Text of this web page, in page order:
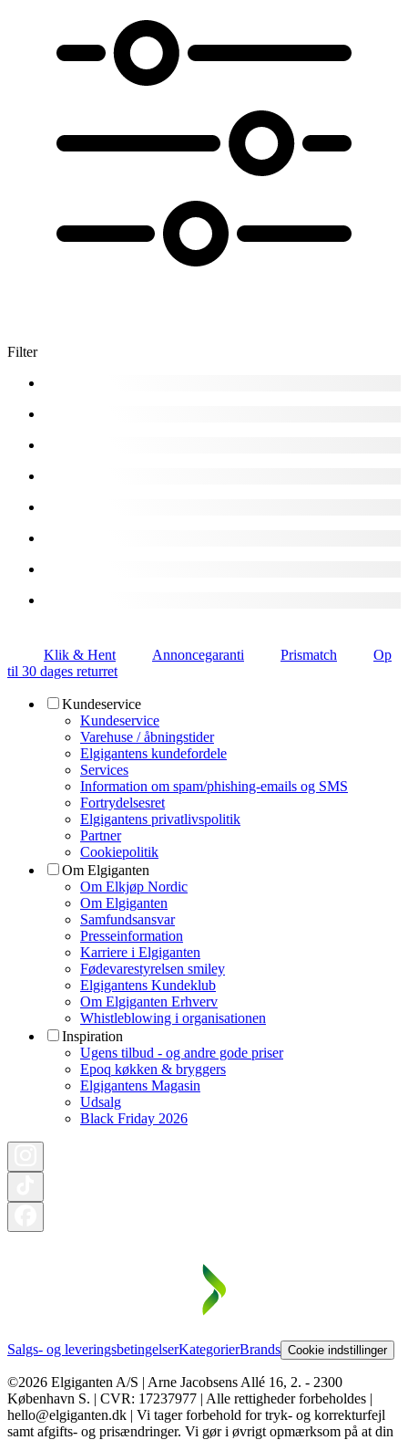
Filter
Klik & Hent Annoncegaranti Prismatch
Op
til 30 dages returret
Kundeservice
Kundeservice
Varehuse / åbningstider
Elgigantens kundefordele
Services
Information om spam/phishing-emails og SMS
Fortrydelsesret
Elgigantens privatlivspolitik
Partner
Cookiepolitik
Om Elgiganten
Om Elkjøp Nordic
Om Elgiganten
Samfundsansvar
Presseinformation
Karriere i Elgiganten
Fødevarestyrelsen smiley
Elgigantens Kundeklub
Om Elgiganten Erhverv
Whistleblowing i organisationen
Inspiration
Ugens tilbud - og andre gode priser
Epoq køkken & bryggers
Elgigantens Magasin
Udsalg
Black Friday 2026
Salgs- og leveringsbetingelserKategorierBrands Cookie indstillinger
©2026 Elgiganten A/S | Arne Jacobsens Allé 16, 2. - 2300
København S. | CVR: 17237977 | Alle rettigheder forbeholdes |
hello@elgiganten.dk | Vi tager forbehold for tryk- og korrekturfejl
samt afgifts- og prisændringer. Vi gør i øvrigt opmærksom på at din